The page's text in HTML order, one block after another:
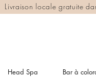
Livraison locale gratuite
Head Spa Bar à